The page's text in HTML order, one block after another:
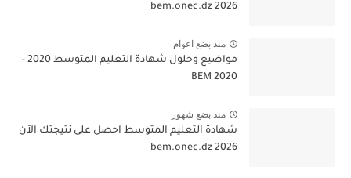
2026 bem.onec.dz
منذ بضع اعوام
مواضيع وحلول شهادة التعليم المتوسط 2020 –
BEM 2020
منذ بضع شهور
شهادة التعليم المتوسط احصل على نتيجتك الآن
bem.onec.dz 2026